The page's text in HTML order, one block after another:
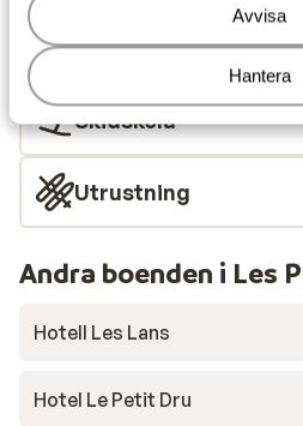
Avvisa
Hantera
Liftkort
Skidskola
Utrustning
Andra boenden i Les
Hotell Les Lans
Hotel Le Petit Dru